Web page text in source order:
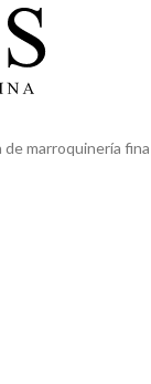
de marroquinería fina